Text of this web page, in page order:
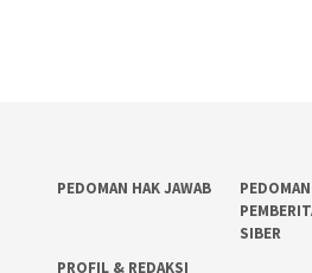
PEDOMAN HAK JAWAB
PEDOMAN
SIBER
PROFIL & REDAKSI